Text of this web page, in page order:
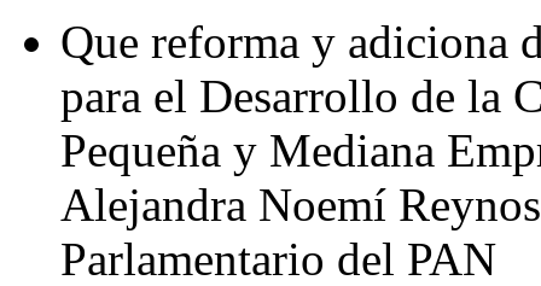
Que reforma y adiciona
para el Desarrollo de la
Pequeña y Mediana
Alejandra Noemí
Parlamentario del PAN